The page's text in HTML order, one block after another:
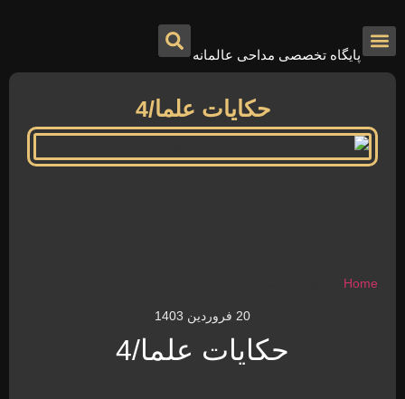
پایگاه تخصصی مداحی عالمانه
حکایات علما/4
Home
20 فروردین 1403
حکایات علما/4